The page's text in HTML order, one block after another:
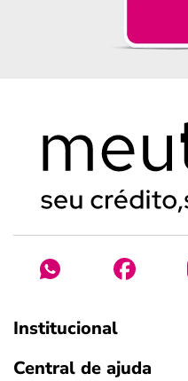
Institucional
Central de ajuda